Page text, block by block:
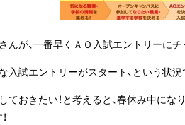
んが、一番早くＡＯ入試エントリーにチ
入試エントリーがスタート、という状況
ておきたい！と考えると、春休み中に